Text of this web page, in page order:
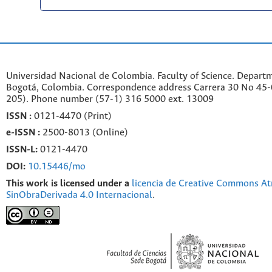
Universidad Nacional de Colombia. Faculty of Science.
Bogotá, Colombia. Correspondence address Carrera 30 No
205). Phone number (57-1) 316 5000 ext. 13009
ISSN : 0121-4470 (Print)
e- ISSN : 2500-8013 (Online)
ISSN-L: 0121-4470
DOI: 10.15446/mo
This work is licensed under a licencia de Creative Commons
SinObraDerivada 4.0 Internacional.